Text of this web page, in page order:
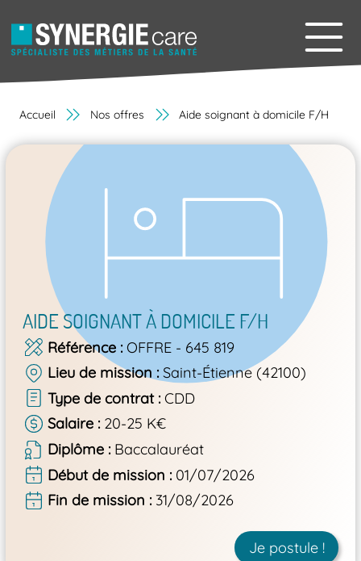
Accueil Nos offres Aide soignant à domicile F/H
AIDE SOIGNANT À DOMICILE F/H
Référence OFFRE - 645 819
Lieu de mission
Saint-Étienne (42100)
Type de contrat CDD
Salaire
20-25 K€
Diplôme
Baccalauréat
Début de mission
01/07/2026
Fin de mission
31/08/2026
Je postule !